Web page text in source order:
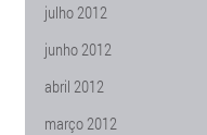
julho 2012
junho 2012
abril 2012
março 2012